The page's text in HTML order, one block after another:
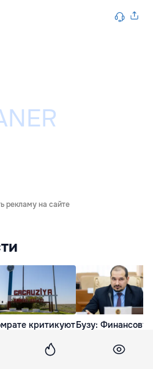
рекламу на сайте
критикуют
языка
в
Бузу:
только
объединившиеся